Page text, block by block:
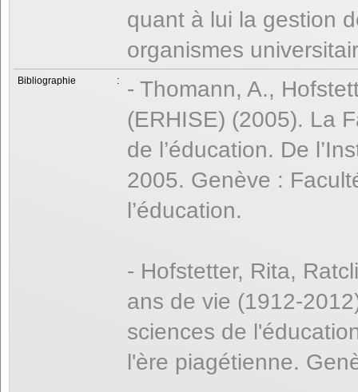
quant à lui la gestion
organismes
Bibliographie :
- Thomann, A.,
(ERHISE) (2005). La
de l’éducation. De
2005. Genève :
l’éducation.
- Hofstetter, Rita,
ans de vie (1912-
sciences de
l'ère piagétienne.